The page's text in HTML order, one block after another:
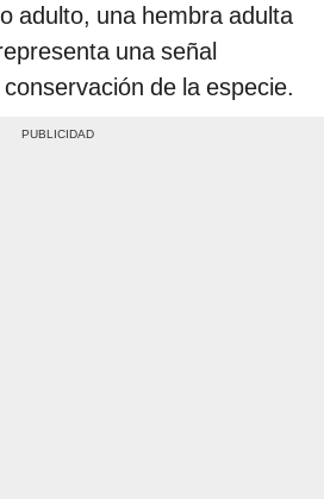
adulto, una hembra adulta
una señal
de la especie.